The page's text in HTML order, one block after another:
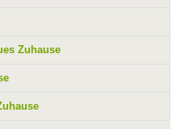
Zuhause